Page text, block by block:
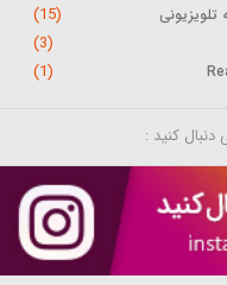
تلویزیونی (15)
(3)
(1)
کنید :